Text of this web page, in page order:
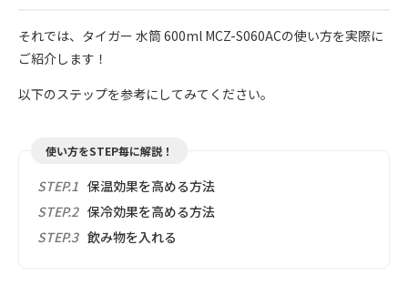
それでは、タイガー 水筒 600ml MCZ-S060ACの使い方を実際に
ご紹介します！
以下のステップを参考にしてみてください。
使い方をSTEP毎に解説！
STEP.1 保温効果を高める方法
STEP.2 保冷効果を高める方法
STEP.3 飲み物を入れる